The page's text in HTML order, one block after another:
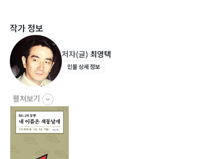
여름(夏): 아시아나항공의 사랑
색동날개의 이륙
젊은 나의 김포공항 스케치
새 비행기? 헌 비행기?
노선 배분 격투기
색동날개의 상하이 트위스트
한·미 항공자유화협정과 기재 변경(Change of Gauge)
두 가지 협정, 두 가지 성장
닫힌 하늘길, 열린 하늘길
작가 정보
저자(글) 최영택
인물 상세 정보
펼쳐보기